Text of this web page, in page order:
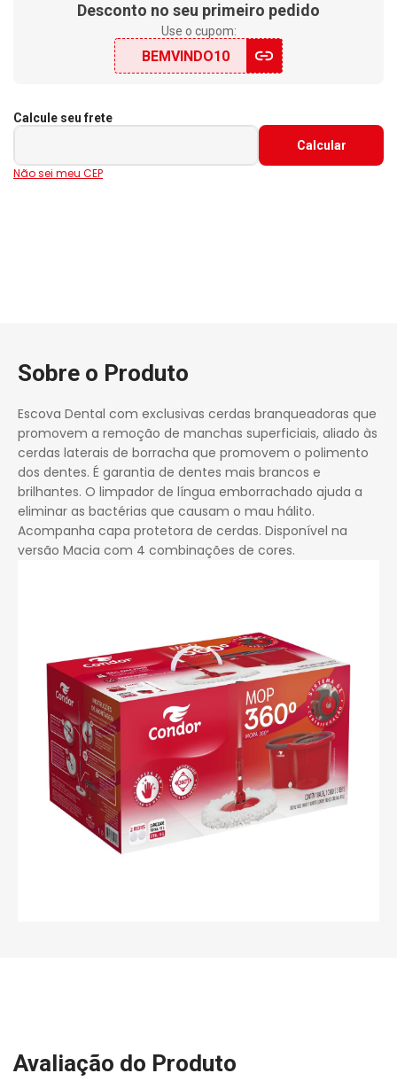
Desconto no seu primeiro pedido
Use o cupom:
BEMVINDO10
Calcule seu frete
Não sei meu CEP
Sobre o Produto
Escova Dental com exclusivas cerdas branqueadoras que
promovem a remoção de manchas superficiais, aliado às
cerdas laterais de borracha que promovem o polimento
dos dentes. É garantia de dentes mais brancos e
brilhantes. O limpador de língua emborrachado ajuda a
eliminar as bactérias que causam o mau hálito.
Acompanha capa protetora de cerdas. Disponível na
versão Macia com 4 combinações de cores.
Avaliação do Produto